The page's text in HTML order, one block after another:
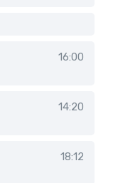
16:00
14:20
18:12